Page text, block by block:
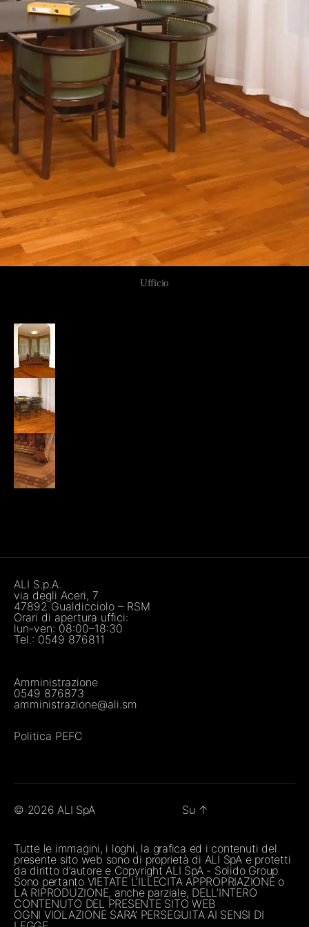
Ufficio
ALI S.p.A.
via degli Aceri, 7
47892 Gualdicciolo – RSM
Orari di apertura uffici:
lun-ven: 08:00–18:30
Tel.: 0549 876811
Amministrazione
0549 876873
amministrazione@ali.sm
Politica PEFC
© 2026 ALI SpA Su ↑
Tutte le immagini, i loghi, la grafica ed i contenuti del
presente sito web sono di proprietà di ALI SpA e protetti
da diritto d’autore e Copyright ALI SpA - Solido Group
Sono pertanto VIETATE L’ILLECITA APPROPRIAZIONE o
LA RIPRODUZIONE, anche parziale, DELL’INTERO
CONTENUTO DEL PRESENTE SITO WEB
OGNI VIOLAZIONE SARA’ PERSEGUITA AI SENSI DI